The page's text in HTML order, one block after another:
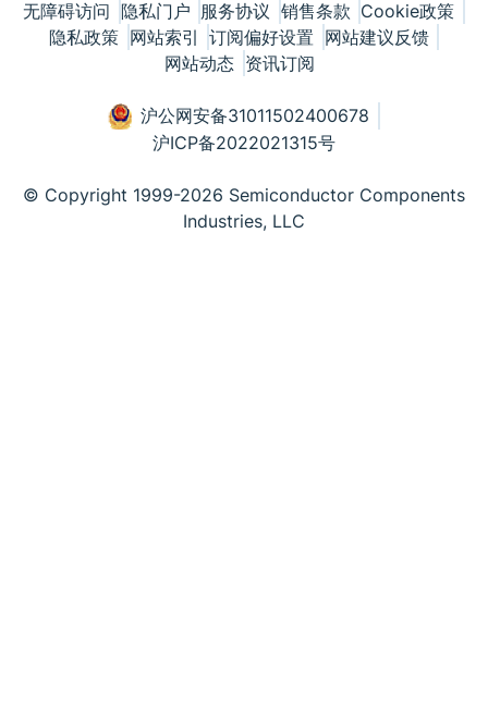
无障碍访问 隐私门户 服务协议 销售条款 Cookie政策
隐私政策 网站索引 订阅偏好设置 网站建议反馈
网站动态 资讯订阅
沪公网安备31011502400678
沪ICP备2022021315号
© Copyright 1999-2026 Semiconductor Components
Industries, LLC